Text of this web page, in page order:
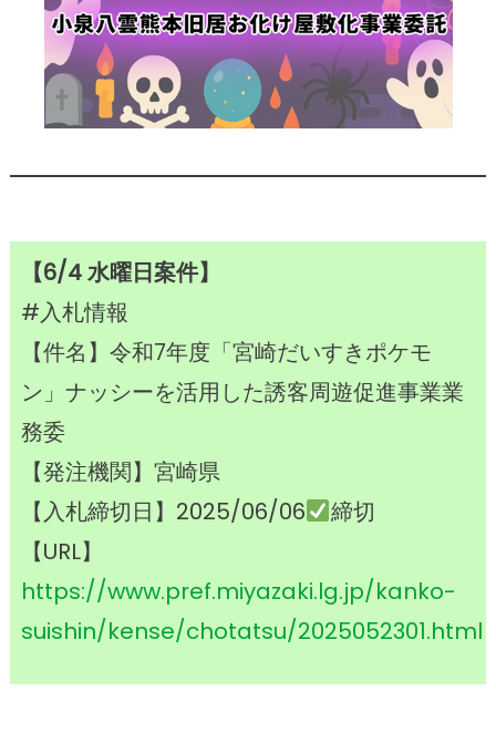
【6/4 水曜日案件】
#入札情報
【件名】令和7年度「宮崎だいすきポケモ
ン」ナッシーを活用した誘客周遊促進事業業
務委
【発注機関】宮崎県
【入札締切日】2025/06/06
締切
【URL】
https://www.pref.miyazaki.lg.jp/kanko-
suishin/kense/chotatsu/2025052301.html